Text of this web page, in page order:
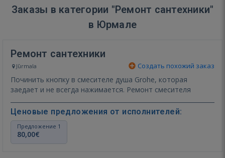
Заказы в категории "Ремонт сантехники"
в Юрмале
Ремонт сантехники
Jūrmala Создать похожий заказ
Починить кнопку в смесителе душа Grohe, которая
заедает и не всегда нажимается. Ремонт смесителя
Ценовые предложения от исполнителей:
Предложение 1
80,00€